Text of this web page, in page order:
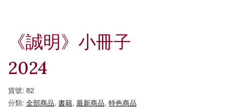
《誠明》小冊子
2024
貨號: 82
分類: 全部商品, 書籍, 最新商品, 特色商品